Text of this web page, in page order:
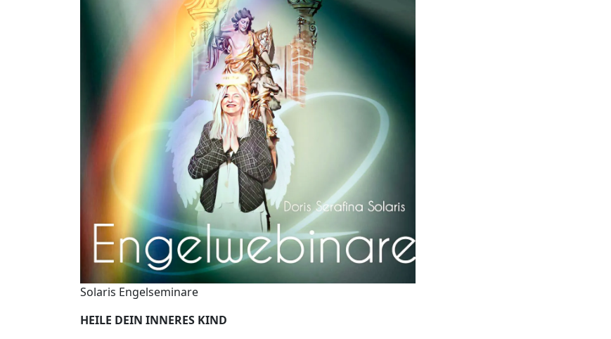
Solaris Engelseminare
HEILE DEIN INNERES KIND